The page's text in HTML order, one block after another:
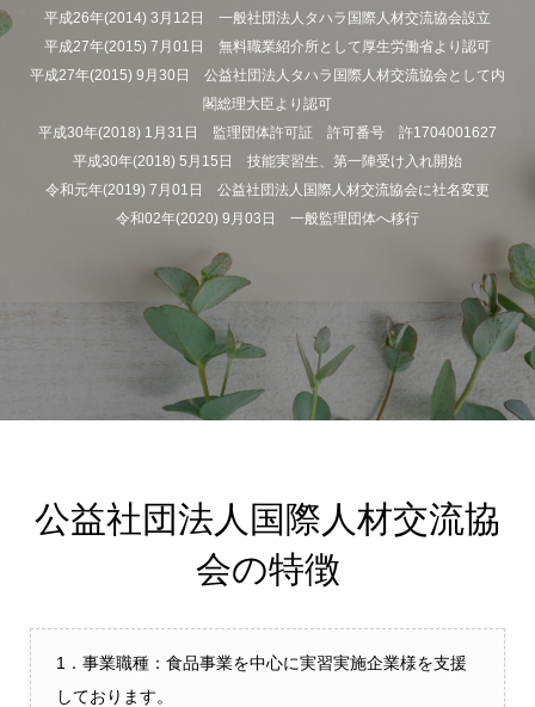
平成26年(2014) 3月12日 一般社団法人タハラ国際人材交流協会設立
平成27年(2015) 7月01日 無料職業紹介所として厚生労働省より認可
平成27年(2015) 9月30日 公益社団法人タハラ国際人材交流協会として内
閣総理大臣より認可
平成30年(2018) 1月31日 監理団体許可証 許可番号 許1704001627
平成30年(2018) 5月15日 技能実習生、第一陣受け入れ開始
令和元年(2019) 7月01日 公益社団法人国際人材交流協会に社名変更
令和02年(2020) 9月03日 一般監理団体へ移行
公益社団法人国際人材交流協
会の特徴
1．事業職種：食品事業を中心に実習実施企業様を支援
しております。